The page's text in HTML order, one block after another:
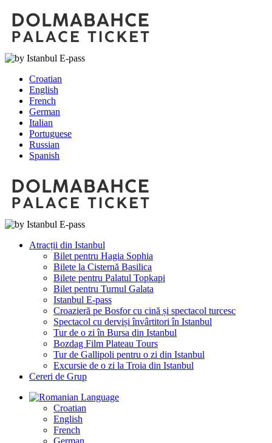
Croatian
English
French
German
Italian
Portuguese
Russian
Spanish
Atracții din Istanbul
Bilet pentru Hagia Sophia
Bilete la Cisternă Basilica
Bilete pentru Palatul Topkapi
Bilet pentru Turnul Galata
Istanbul E-pass
Croazieră pe Bosfor cu cină și spectacol turcesc
Spectacol cu derviși învârtitori în Istanbul
Tur de o zi în Bursa din Istanbul
Bozdag Film Plateau Tours
Tur de Gallipoli pentru o zi din Istanbul
Excursie de o zi la Troia din Istanbul
Cereri de Grup
Language
Croatian
English
French
German